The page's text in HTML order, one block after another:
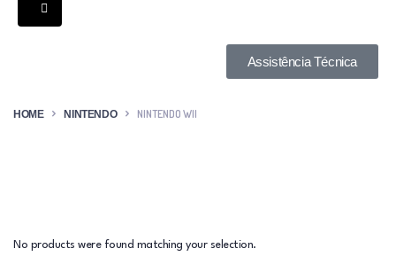
Assistência Técnica
HOME NINTENDO NINTENDO WII
No products were found matching your selection.